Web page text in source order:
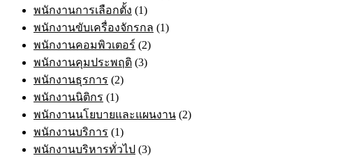
พนักงานการเลือกตั้ง (1)
พนักงานขับเครื่องจักรกล (1)
พนักงานคอมพิวเตอร์ (2)
พนักงานคุมประพฤติ (3)
พนักงานธุรการ (2)
พนักงานนิติกร (1)
พนักงานนโยบายและแผนงาน (2)
พนักงานบริการ (1)
พนักงานบริหารทั่วไป (3)